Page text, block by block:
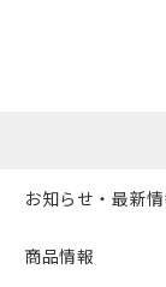
お知らせ・最新
商品情報